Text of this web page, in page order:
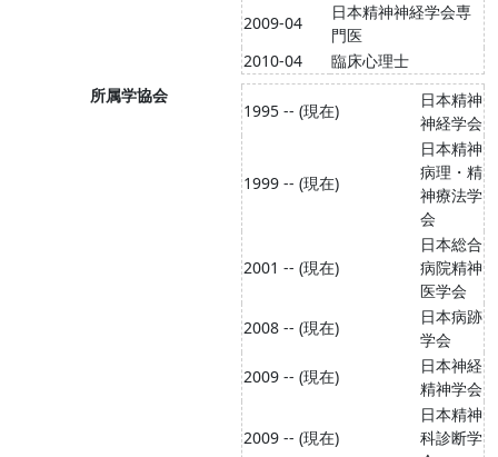
2009-04
日本精神神経学会専
門医
2010-04
臨床心理士
所属学協会
1995 -- (現在)
日本精神
神経学会
1999 -- (現在)
日本精神
病理・精
神療法学
会
2001 -- (現在)
日本総合
病院精神
医学会
2008 -- (現在)
日本病跡
学会
2009 -- (現在)
日本神経
精神学会
2009 -- (現在)
日本精神
科診断学